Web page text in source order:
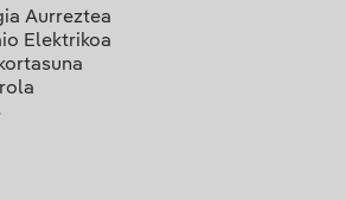
Aurreztea
Elektrikoa